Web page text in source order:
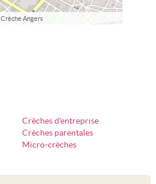
Crèche Angers
Crèches d'entreprise
Crèches parentales
Micro-crèches